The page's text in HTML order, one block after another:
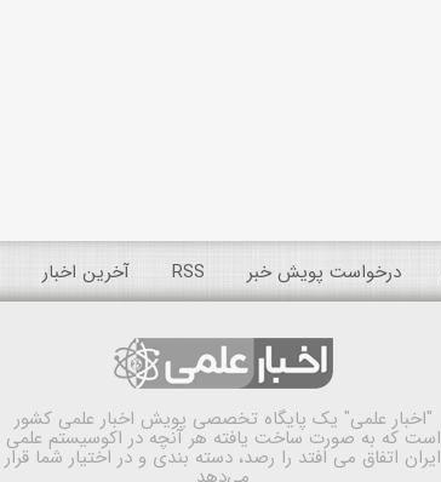
درخواست پویش خبر RSS آخرین اخبار
"اخبار علمی" یک پایگاه تخصصی پویش اخبار علمی کشور
است که به صورت ساخت یافته هر آنچه در اکوسیستم علمی
ایران اتفاق می افتد را رصد، دسته بندی و در اختیار شما قرار